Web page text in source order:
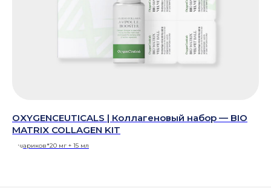
OXYGENCEUTICALS | Коллагеновый набор — BIO
MATRIX COLLAGEN KIT
6 шариков*20 мг + 15 мл